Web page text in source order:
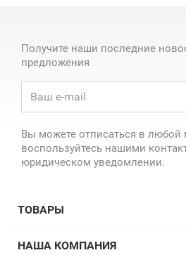
Получите наши последние
предложения
Вы можете отписаться в любой
воспользуйтесь нашими
юридическом уведомлении.
ТОВАРЫ
НАША КОМПАНИЯ